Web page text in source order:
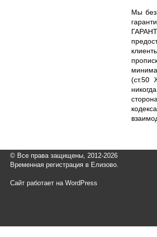
Мы без
(ст.50
© Все права защищены, 2012-2026
Временная регистрация в Елизово.
Сайт работает на WordPress